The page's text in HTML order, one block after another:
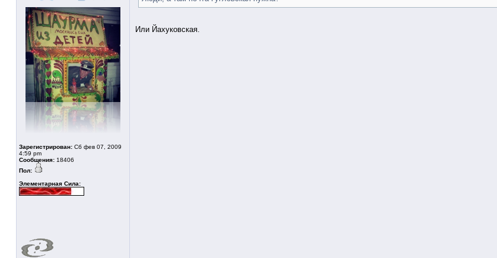
Зарегистрирован: Сб фев 07, 2009
4:59 pm
Сообщения: 18406
Пол:
Элементарная Сила:
Или Йахуковская.